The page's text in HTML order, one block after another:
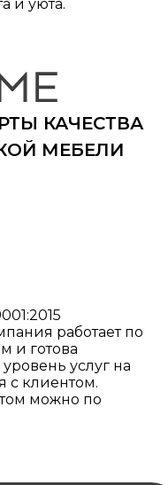
и уюта.
КАЧЕСТВА
МЕБЕЛИ
работает по
и готова
услуг на
с клиентом.
можно по